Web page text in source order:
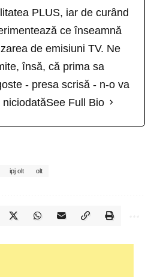
PLUS, iar de curând
ce înseamnă
de emisiuni TV. Ne
însă, că prima sa
- presa scrisă - n-o va
niciodatăSee Full Bio
ipj olt olt